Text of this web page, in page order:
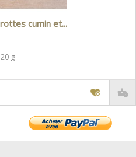
cumin et...
g